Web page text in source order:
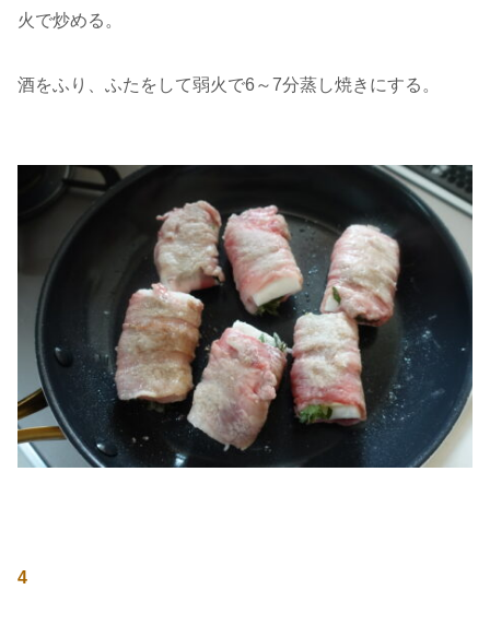
火で炒める。
酒をふり、ふたをして弱火で6～7分蒸し焼きにする。
4